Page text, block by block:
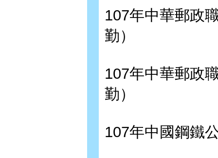
107年中華郵政
勤）
107年中華郵政
勤）
107年中國鋼鐵